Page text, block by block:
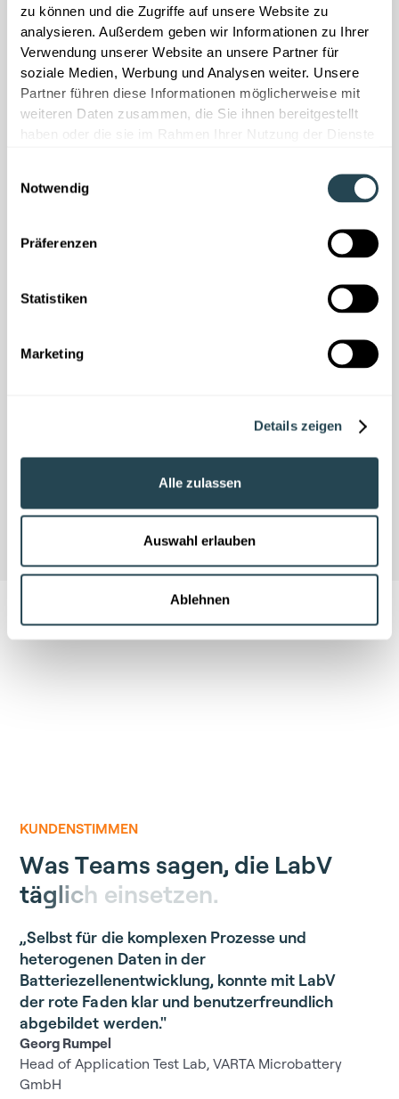
zu können und die Zugriffe auf unsere Website zu
analysieren. Außerdem geben wir Informationen zu Ihrer
Verwendung unserer Website an unsere Partner für
soziale Medien, Werbung und Analysen weiter. Unsere
Partner führen diese Informationen möglicherweise mit
weiteren Daten zusammen, die Sie ihnen bereitgestellt
haben oder die sie im Rahmen Ihrer Nutzung der Dienste
Notwendig
Präferenzen
Statistiken
Marketing
Details zeigen
Alle zulassen
Auswahl erlauben
Ablehnen
Datenisolation
Labordaten
fließen nicht in KI-
Training oder
✓ Ja ✕
Nein /
unklar
Deutschland
deutsches
Nein /
Customer Success,
Nein /
unklar
KUNDENSTIMMEN
Was Teams sagen, die LabV
täglich einsetzen.
„Selbst für die komplexen Prozesse und
heterogenen Daten in der
Batteriezellenentwicklung, konnte mit LabV
der rote Faden klar und benutzerfreundlich
abgebildet werden."
Georg Rumpel
Head of Application Test Lab, VARTA Microbattery
GmbH